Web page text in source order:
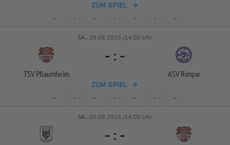
ZUM SPIEL
- - - - - - -
SA.. 29.08.2026 /14:00 Uhr
TSV Pflaumheim
- : -
ASV Rimpar
ZUM SPIEL
- - - - - - -
SA.. 05.09.2026 /14:00 Uhr
- : -